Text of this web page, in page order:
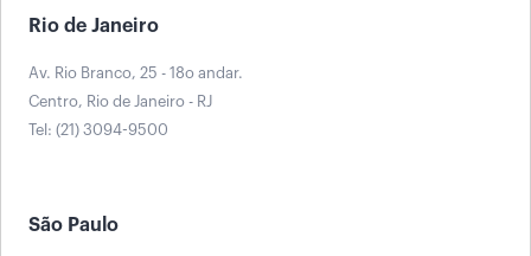
Rio de Janeiro
Av. Rio Branco, 25 - 18o andar.
Centro, Rio de Janeiro - RJ
Tel: (21) 3094-9500
São Paulo